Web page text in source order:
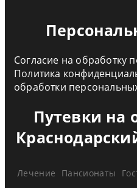
Согласие на обработку
Политика
обработки
Путевки на
Лечение Пансионаты